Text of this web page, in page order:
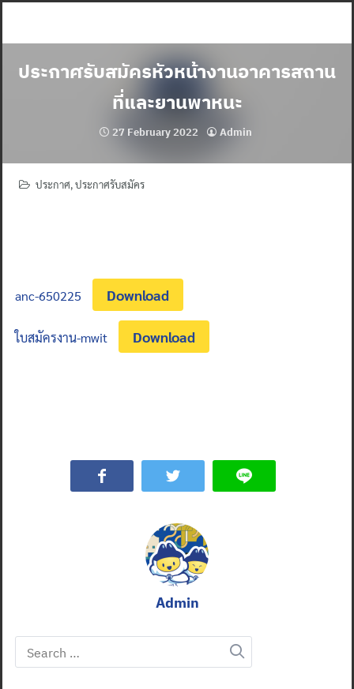
ประกาศรับสมัครหัวหน้างานอาคารสถาน
ที่และยานพาหนะ
27 February 2022 Admin
ประกาศ,ประกาศรับสมัคร
anc-650225 Download
ใบสมัครงาน-mwit Download
Admin
Search
for: